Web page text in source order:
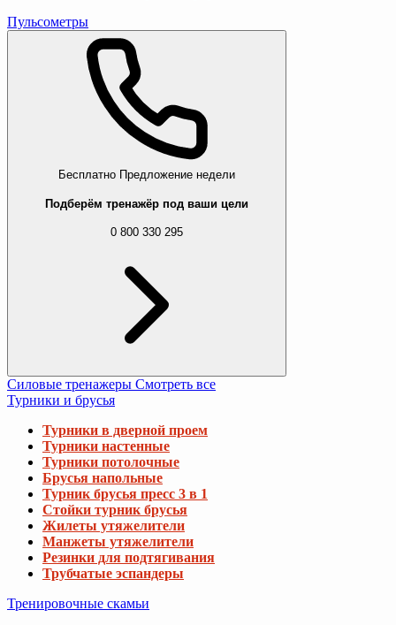
Пульсометры
Бесплатно Предложение недели
Подберём тренажёр под ваши цели
0 800 330 295
Силовые тренажеры Смотреть все
Турники и брусья
Турники в дверной проем
Турники настенные
Турники потолочные
Брусья напольные
Турник брусья пресс 3 в 1
Стойки турник брусья
Жилеты утяжелители
Манжеты утяжелители
Резинки для подтягивания
Трубчатые эспандеры
Тренировочные скамьи